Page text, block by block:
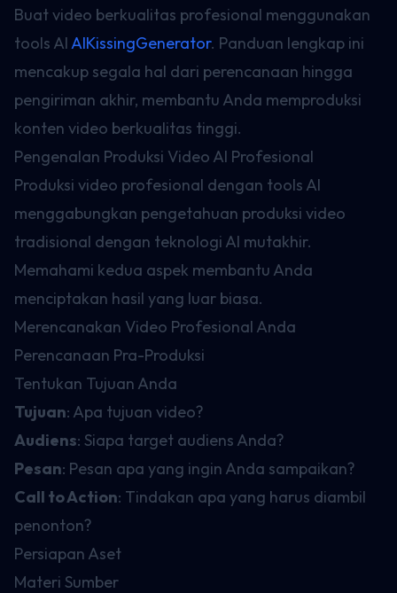
Buat video berkualitas profesional menggunakan
tools AIAIKissingGenerator. Panduan lengkap ini
mencakup segala hal dari perencanaan hingga
pengiriman akhir, membantu Anda memproduksi
konten video berkualitas tinggi.
Pengenalan Produksi Video AI Profesional
Produksi video profesional dengan tools AI
menggabungkan pengetahuan produksi video
tradisional dengan teknologi AI mutakhir.
Memahami kedua aspek membantu Anda
menciptakan hasil yang luar biasa.
Merencanakan Video Profesional Anda
Perencanaan Pra-Produksi
Tentukan Tujuan Anda
Tujuan: Apa tujuan video?
Audiens: Siapa target audiens Anda?
Pesan: Pesan apa yang ingin Anda sampaikan?
Call to Action: Tindakan apa yang harus diambil
penonton?
Persiapan Aset
Materi Sumber